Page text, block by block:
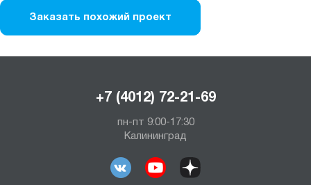
Заказать похожий проект
+7 (4012) 72-21-69
пн-пт 9:00-17:30
Калининград